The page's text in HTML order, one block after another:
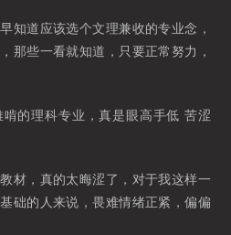
知道应该选个文理兼收的专业念，
那些一看就知道，只要正常努力，
的理科专业，真是眼高手低 苦涩
材，真的太晦涩了，对于我这样一
础的人来说，畏难情绪正紧，偏偏